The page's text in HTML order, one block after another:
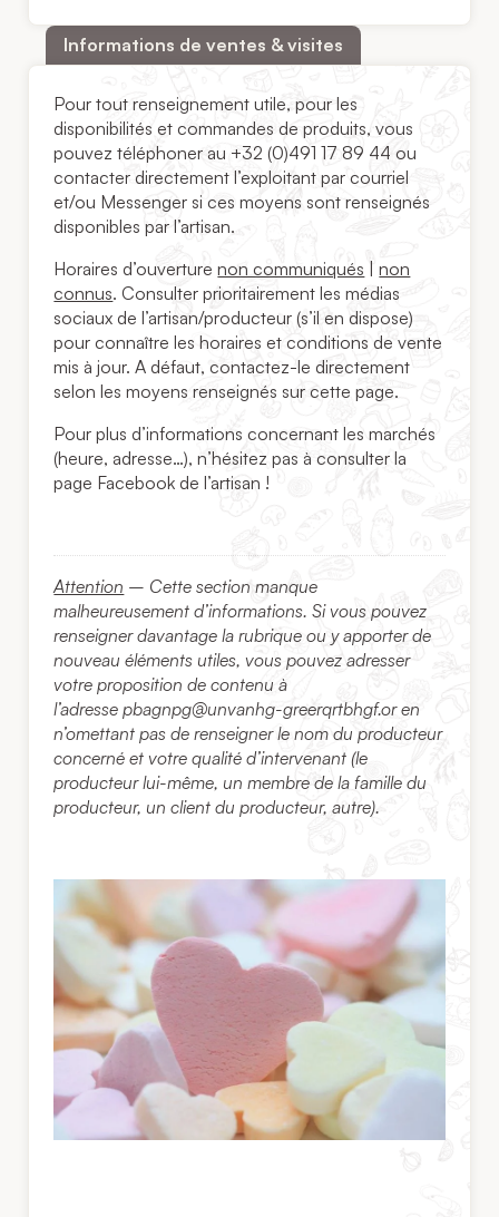
Informations de ventes & visites
Pour tout renseignement utile, pour les
disponibilités et commandes de produits, vous
pouvez téléphoner au +32 (0)491 17 89 44 ou
contacter directement l’exploitant par courriel
et/ou Messenger si ces moyens sont renseignés
disponibles par l’artisan.
Horaires d’ouverturenon communiqués |non
connus. Consulter prioritairement les médias
sociaux de l’artisan/producteur (s’il en dispose)
pour connaître les horaires et conditions de vente
mis à jour. A défaut, contactez-le directement
selon les moyens renseignés sur cette page.
Pour plus d’informations concernant les marchés
(heure, adresse…), n’hésitez pas à consulter la
page Facebook de l’artisan !
Attention – Cette section manque
malheureusement d’informations. Si vous pouvez
renseigner davantage la rubrique ou y apporter de
nouveau éléments utiles, vous pouvez adresser
votre proposition de contenu à
l’adressepbagnpg@unvanhg-greerqrtbhgf.oren
n’omettant pas de renseigner le nom du producteur
concerné et votre qualité d’intervenant (le
producteur lui-même, un membre de la famille du
producteur, un client du producteur, autre).